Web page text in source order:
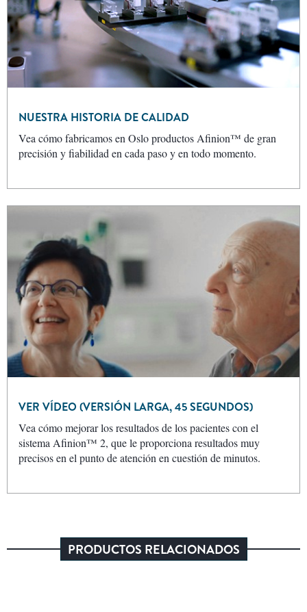
NUESTRA HISTORIA DE CALIDAD
Vea cómo fabricamos en Oslo productos Afinion™ de gran
precisión y fiabilidad en cada paso y en todo momento.
VER VÍDEO (VERSIÓN LARGA, 45 SEGUNDOS)
Vea cómo mejorar los resultados de los pacientes con el
sistema Afinion™ 2, que le proporciona resultados muy
precisos en el punto de atención en cuestión de minutos.
PRODUCTOS RELACIONADOS